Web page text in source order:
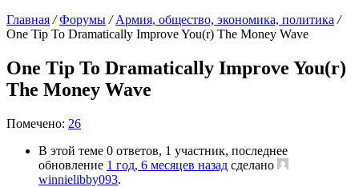
Главная / Форумы / Армия, общество, экономика, политика /
One Tip To Dramatically Improve You(r) The Money Wave
One Tip To Dramatically Improve You(r)
The Money Wave
Помечено: 26
В этой теме 0 ответов, 1 участник, последнее
обновление 1 год, 6 месяцев назад сделано
winnielibby093.